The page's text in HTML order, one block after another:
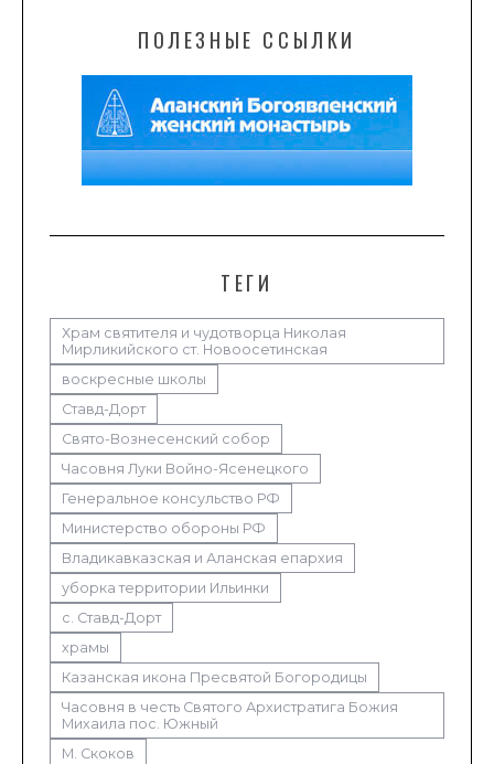
ПОЛЕЗНЫЕ ССЫЛКИ
ТЕГИ
Храм святителя и чудотворца Николая
Мирликийского ст. Новоосетинская
воскресные школы
Ставд-Дорт
Свято-Вознесенский собор
Часовня Луки Войно-Ясенецкого
Генеральное консульство РФ
Министерство обороны РФ
Владикавказская и Аланская епархия
уборка территории Ильинки
с. Ставд-Дорт
храмы
Казанская икона Пресвятой Богородицы
Часовня в честь Святого Архистратига Божия
Михаила пос. Южный
М. Скоков